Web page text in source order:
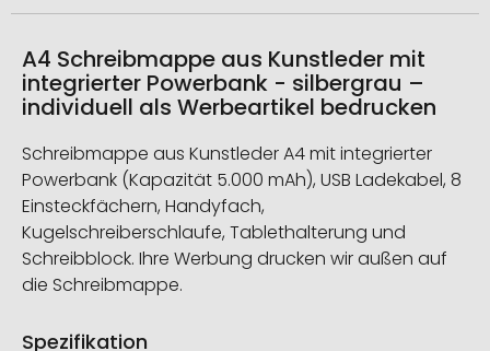
A4 Schreibmappe aus Kunstleder mit
integrierter Powerbank - silbergrau –
individuell als Werbeartikel bedrucken
Schreibmappe aus Kunstleder A4 mit integrierter
Powerbank (Kapazität 5.000 mAh), USB Ladekabel, 8
Einsteckfächern, Handyfach,
Kugelschreiberschlaufe, Tablethalterung und
Schreibblock. Ihre Werbung drucken wir außen auf
die Schreibmappe.
Spezifikation